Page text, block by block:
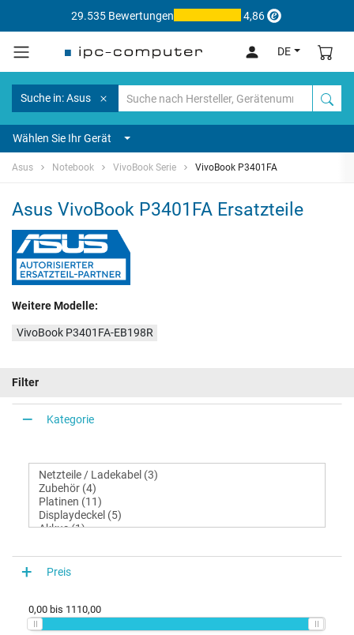
29.535 Bewertungen 4,86
DE
Suche in: Asus
Wählen Sie Ihr Gerät
Asus Notebook VivoBook Serie VivoBook P3401FA
Asus VivoBook P3401FA Ersatzteile
Weitere Modelle:
VivoBook P3401FA-EB198R
Filter
Kategorie
Preis
0,00 bis 1110,00